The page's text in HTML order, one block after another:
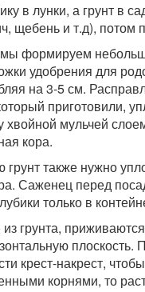
в лунки, а грунт в
щебень и т.д), потом
формируем
удобрения для
на 3-5 см.
приготовили,
мульчей
кора.
также нужно
Саженец перед
только в
грунта, приживаются
крест-накрест,
корнями, то